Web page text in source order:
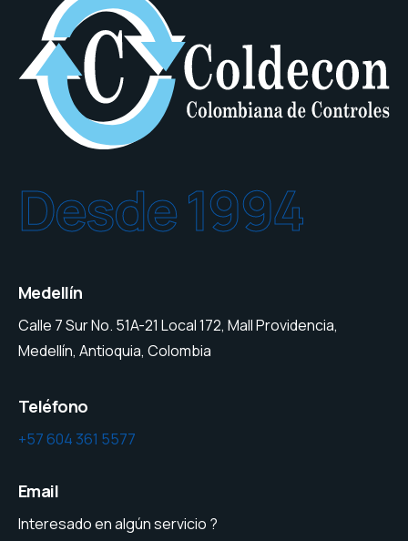
Desde 1994
Medellín
Calle 7 Sur No. 51A-21 Local 172, Mall Providencia,
Medellín, Antioquia, Colombia
Teléfono
+57 604 361 5577
Email
Interesado en algún servicio ?